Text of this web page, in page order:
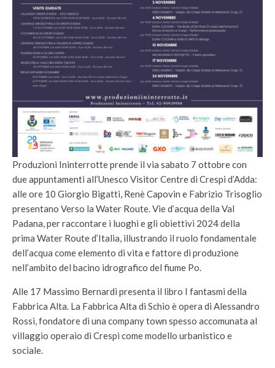
Produzioni Ininterrotte prende il via sabato 7 ottobre con
due appuntamenti all’Unesco Visitor Centre di Crespi d’Adda:
alle ore 10 Giorgio Bigatti, Renè Capovin e Fabrizio Trisoglio
presentano Verso la Water Route. Vie d’acqua della Val
Padana, per raccontare i luoghi e gli obiettivi 2024 della
prima Water Route d’Italia, illustrando il ruolo fondamentale
dell’acqua come elemento di vita e fattore di produzione
nell’ambito del bacino idrografico del fiume Po.
Alle 17 Massimo Bernardi presenta il libro I fantasmi della
Fabbrica Alta. La Fabbrica Alta di Schio è opera di Alessandro
Rossi, fondatore di una company town spesso accomunata al
villaggio operaio di Crespi come modello urbanistico e
sociale.